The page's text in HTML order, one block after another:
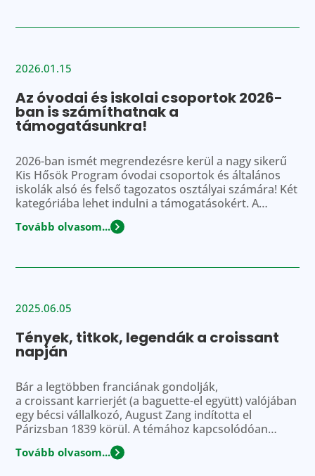
2026.01.15
Az óvodai és iskolai csoportok 2026-
ban is számíthatnak a
támogatásunkra!
2026-ban ismét megrendezésre kerül a nagy sikerű
Kis Hősök Program óvodai csoportok és általános
iskolák alsó és felső tagozatos osztályai számára! Két
kategóriába lehet indulni a támogatásokért. A
TERMÉKPÁLYÁZATON való részvétel feltétele 10 db
Reál márkatermék (Reál, Falusi, Hárs, Melody, Rio)
Tovább olvasom...
2025.06.05
Tények, titkok, legendák a croissant
napján
Bár a legtöbben franciának gondolják,
a croissant karrierjét (a baguette-el együtt) valójában
egy bécsi vállalkozó, August Zang indította el
Párizsban 1839 körül. A témához kapcsolódóan
érdemes leszögezni, hogy Franciaországban vagy
akár Svájcban máig háromféle pékterméket
Tovább olvasom...